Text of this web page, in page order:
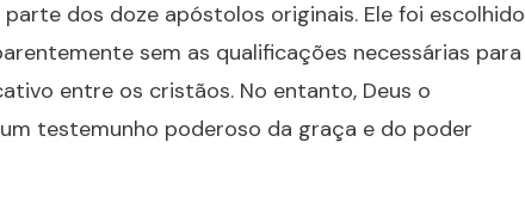
dos doze apóstolos originais. Ele foi escolhido
sem as qualificações necessárias para
entre os cristãos. No entanto, Deus o
testemunho poderoso da graça e do poder